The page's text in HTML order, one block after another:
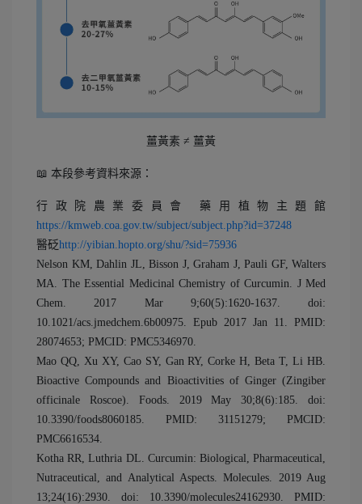
薑黃素 ≠ 薑黃
📖 本段參考資料來源：
行政院農業委員會 藥用植物主題館
https://kmweb.coa.gov.tw/subject/subject.php?id=37248
醫砭http://yibian.hopto.org/shu/?sid=75936
Nelson KM, Dahlin JL, Bisson J, Graham J, Pauli GF, Walters
MA. The Essential Medicinal Chemistry of Curcumin. J Med
Chem. 2017 Mar 9;60(5):1620-1637. doi:
10.1021/acs.jmedchem.6b00975. Epub 2017 Jan 11. PMID:
28074653; PMCID: PMC5346970.
Mao QQ, Xu XY, Cao SY, Gan RY, Corke H, Beta T, Li HB.
Bioactive Compounds and Bioactivities of Ginger (Zingiber
officinale Roscoe). Foods. 2019 May 30;8(6):185. doi:
10.3390/foods8060185. PMID: 31151279; PMCID:
PMC6616534.
Kotha RR, Luthria DL. Curcumin: Biological, Pharmaceutical,
Nutraceutical, and Analytical Aspects. Molecules. 2019 Aug
13;24(16):2930. doi: 10.3390/molecules24162930. PMID: